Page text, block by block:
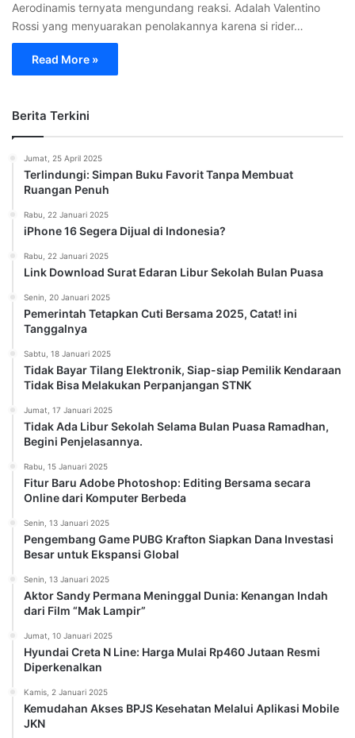
Aerodinamis ternyata mengundang reaksi. Adalah Valentino
Rossi yang menyuarakan penolakannya karena si rider…
Read More »
Berita Terkini
Jumat, 25 April 2025
Terlindungi: Simpan Buku Favorit Tanpa Membuat
Ruangan Penuh
Rabu, 22 Januari 2025
iPhone 16 Segera Dijual di Indonesia?
Rabu, 22 Januari 2025
Link Download Surat Edaran Libur Sekolah Bulan Puasa
Senin, 20 Januari 2025
Pemerintah Tetapkan Cuti Bersama 2025, Catat! ini
Tanggalnya
Sabtu, 18 Januari 2025
Tidak Bayar Tilang Elektronik, Siap-siap Pemilik Kendaraan
Tidak Bisa Melakukan Perpanjangan STNK
Jumat, 17 Januari 2025
Tidak Ada Libur Sekolah Selama Bulan Puasa Ramadhan,
Begini Penjelasannya.
Rabu, 15 Januari 2025
Fitur Baru Adobe Photoshop: Editing Bersama secara
Online dari Komputer Berbeda
Senin, 13 Januari 2025
Pengembang Game PUBG Krafton Siapkan Dana Investasi
Besar untuk Ekspansi Global
Senin, 13 Januari 2025
Aktor Sandy Permana Meninggal Dunia: Kenangan Indah
dari Film “Mak Lampir”
Jumat, 10 Januari 2025
Hyundai Creta N Line: Harga Mulai Rp460 Jutaan Resmi
Diperkenalkan
Kamis, 2 Januari 2025
Kemudahan Akses BPJS Kesehatan Melalui Aplikasi Mobile
JKN